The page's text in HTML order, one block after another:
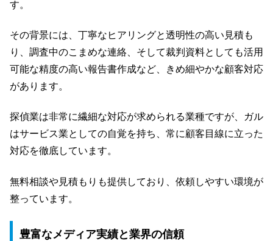
す。
その背景には、丁寧なヒアリングと透明性の高い見積も
り、調査中のこまめな連絡、そして裁判資料としても活用
可能な精度の高い報告書作成など、きめ細やかな顧客対応
があります。
探偵業は非常に繊細な対応が求められる業種ですが、ガル
はサービス業としての自覚を持ち、常に顧客目線に立った
対応を徹底しています。
無料相談や見積もりも提供しており、依頼しやすい環境が
整っています。
豊富なメディア実績と業界の信頼